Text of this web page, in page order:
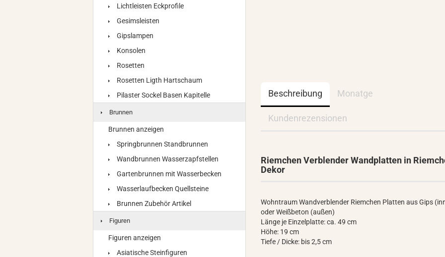
Beschreibung Monatge
Kundenrezensionen
Riemchen Verblender Wandplatten in
Dekor
Wohntraum Wandverblender Riemchen Platten aus Gips
oder Weißbeton (außen)
Länge je Einzelplatte: ca. 49 cm
Höhe: 19 cm
Tiefe / Dicke: bis 2,5 cm
Lichtleisten Eckprofile
Gesimsleisten
Gipslampen
Konsolen
Rosetten
Rosetten Ligth Hartschaum
Pilaster Sockel Basen Kapitelle
Brunnen
Brunnen anzeigen
Springbrunnen Standbrunnen
Wandbrunnen Wasserzapfstellen
Gartenbrunnen mit Wasserbecken
Wasserlaufbecken Quellsteine
Brunnen Zubehör Artikel
Figuren
Figuren anzeigen
Asiatische Steinfiguren